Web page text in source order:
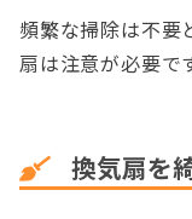
頻繁な掃除は不要
扇は注意が必要で
換気扇を